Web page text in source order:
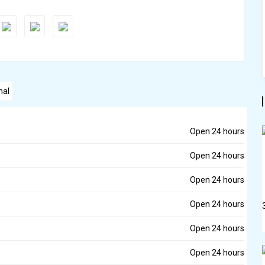
Open 24 hours
Open 24 hours
Open 24 hours
Open 24 hours
Open 24 hours
Open 24 hours